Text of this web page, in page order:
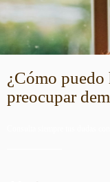
¿Cómo
preocupar